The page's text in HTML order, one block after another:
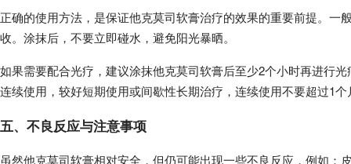
正确的使用方法，是保证他克莫司软膏治疗的效果的重要前提。
收。涂抹后，不要立即碰水，避免阳光暴晒。
如果需要配合光疗，建议涂抹他克莫司软膏后至少2个小时再进行
连续使用，较好短期使用或间歇性长期治疗，连续使用不要超过1
五、不良反应与注意事项
虽然他克莫司软膏相对安全，但仍可能出现一些不良反应，例如